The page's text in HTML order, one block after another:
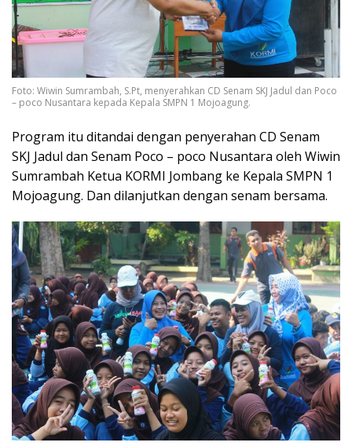
Foto: Wiwin Sumrambah, S.Pt, menyerahkan CD Senam SKJ Jadul dan Poco
– poco Nusantara kepada Kepala SMPN 1 Mojoagung.
Program itu ditandai dengan penyerahan CD Senam
SKJ Jadul dan Senam Poco – poco Nusantara oleh Wiwin
Sumrambah Ketua KORMI Jombang ke Kepala SMPN 1
Mojoagung. Dan dilanjutkan dengan senam bersama.